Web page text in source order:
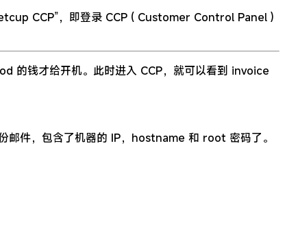
CCP”，即登录 CCP ( Customer Control Panel )
的钱才给开机。此时进入 CCP，就可以看到 invoice
件，包含了机器的 IP，hostname 和 root 密码了。